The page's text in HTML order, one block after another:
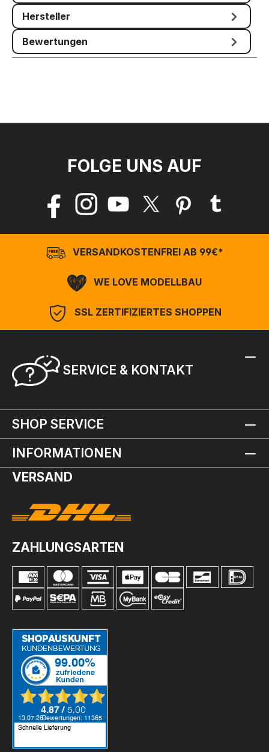
Hersteller
Bewertungen
FOLGE UNS AUF
VERSANDKOSTENFREI AB 99€*
WE LOVE MODELLBAU
SSL ZERTIFIZIERTES SHOPPEN
SERVICE & KONTAKT
SHOP SERVICE
INFORMATIONEN
VERSAND
ZAHLUNGSARTEN